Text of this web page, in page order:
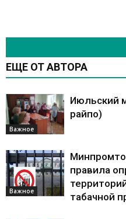
ЕЩЕ ОТ АВТОРА
Важное
Июльский
райпо)
Важное
правила
табачной